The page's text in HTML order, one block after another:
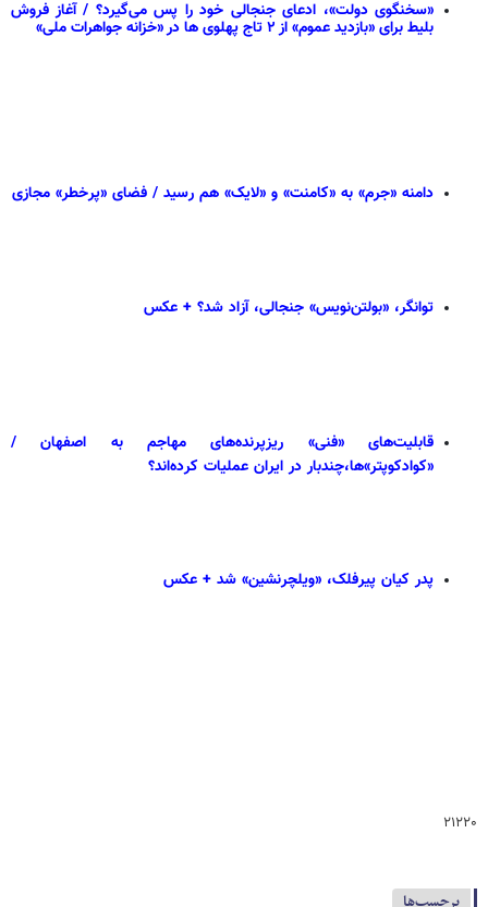
«سخنگوی دولت»، ادعای جنجالی خود را پس می‌گیرد؟ / آغاز فروش
بلیط برای «بازدید عموم» از ۲ تاج پهلوی ها در «خزانه جواهرات ملی»
دامنه «جرم» به «کامنت» و «لایک» هم رسید / فضای «پرخطر» مجازی
توانگر، «بولتن‌نویس» جنجالی، آزاد شد؟ + عکس
قابلیت‌های «فنی» ریزپرنده‌های مهاجم به اصفهان /
«کوادکوپتر»‌ها،چندبار در ایران عملیات کرده‌اند؟
پدر کیان پیرفلک، «ویلچرنشین» شد + عکس
۲۱۲۲۰
برچسب‌ها